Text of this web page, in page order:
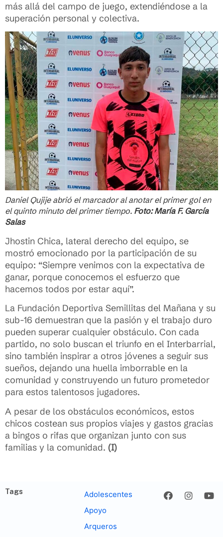
más allá del campo de juego, extendiéndose a la
superación personal y colectiva.
Daniel Qujije abrió el marcador al anotar el primer gol en
el quinto minuto del primer tiempo. Foto: María F. García
Salas
Jhostin Chica, lateral derecho del equipo, se
mostró emocionado por la participación de su
equipo: “Siempre venimos con la expectativa de
ganar, porque conocemos el esfuerzo que
hacemos todos por estar aquí”.
La Fundación Deportiva Semillitas del Mañana y su
sub-16 demuestran que la pasión y el trabajo duro
pueden superar cualquier obstáculo. Con cada
partido, no solo buscan el triunfo en el Interbarrial,
sino también inspirar a otros jóvenes a seguir sus
sueños, dejando una huella imborrable en la
comunidad y construyendo un futuro prometedor
para estos talentosos jugadores.
A pesar de los obstáculos económicos, estos
chicos costean sus propios viajes y gastos gracias
a bingos o rifas que organizan junto con sus
familias y la comunidad. (I)
Tags
Adolescentes
Apoyo
Arqueros